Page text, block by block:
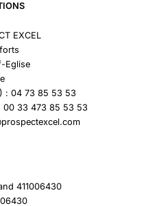
EXCEL
Eglise
: 04 73 85 53 53
00 33 473 85 53 53
411006430